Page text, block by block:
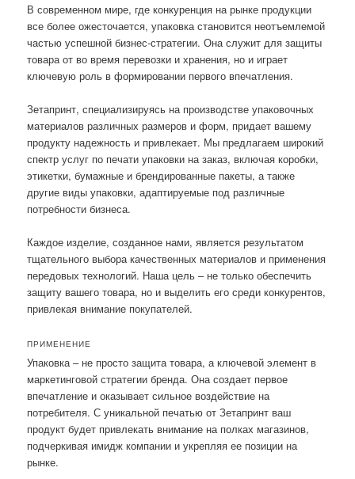
В современном мире, где конкуренция на рынке продукции
все более ожесточается, упаковка становится неотъемлемой
частью успешной бизнес-стратегии. Она служит для защиты
товара от во время перевозки и хранения, но и играет
ключевую роль в формировании первого впечатления.
Зетапринт, специализируясь на производстве упаковочных
материалов различных размеров и форм, придает вашему
продукту надежность и привлекает. Мы предлагаем широкий
спектр услуг по печати упаковки на заказ, включая коробки,
этикетки, бумажные и брендированные пакеты, а также
другие виды упаковки, адаптируемые под различные
потребности бизнеса.
Каждое изделие, созданное нами, является результатом
тщательного выбора качественных материалов и применения
передовых технологий. Наша цель – не только обеспечить
защиту вашего товара, но и выделить его среди конкурентов,
привлекая внимание покупателей.
ПРИМЕНЕНИЕ
Упаковка – не просто защита товара, а ключевой элемент в
маркетинговой стратегии бренда. Она создает первое
впечатление и оказывает сильное воздействие на
потребителя. С уникальной печатью от Зетапринт ваш
продукт будет привлекать внимание на полках магазинов,
подчеркивая имидж компании и укрепляя ее позиции на
рынке.